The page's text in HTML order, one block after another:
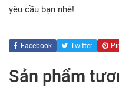
yêu cầu bạn nhé!
Facebook Twitter
Sản phẩm